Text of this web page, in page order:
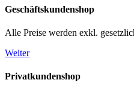
Geschäftskundenshop
Alle Preise werden exkl.
Weiter
Privatkundenshop